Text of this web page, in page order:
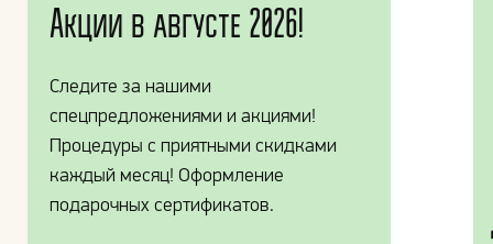
Акции в августе 2026!
Следите за нашими
спецпредложениями и акциями!
Процедуры с приятными скидками
каждый месяц! Оформление
подарочных сертификатов.